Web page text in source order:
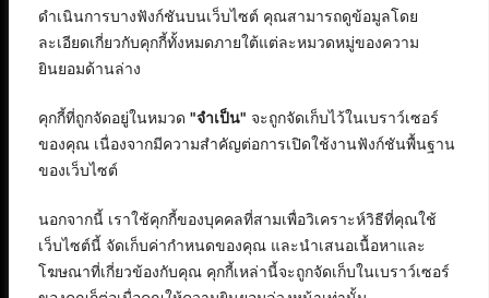
ดำเนินการบางฟังก์ชันบนเว็บไซต์ คุณสามารถดูข้อมูลโดย
ละเอียดเกี่ยวกับคุกกี้ทั้งหมดภายใต้แต่ละหมวดหมู่ของความ
ยินยอมด้านล่าง
คุกกี้ที่ถูกจัดอยู่ในหมวด "จำเป็น" จะถูกจัดเก็บไว้ในเบราว์เซอร์
ของคุณ เนื่องจากมีความสำคัญต่อการเปิดใช้งานฟังก์ชันพื้นฐาน
ของเว็บไซต์
นอกจากนี้ เราใช้คุกกี้ของบุคคลที่สามเพื่อวิเคราะห์วิธีที่คุณใช้
เว็บไซต์นี้ จัดเก็บค่ากำหนดของคุณ และนำเสนอเนื้อหาและ
โฆษณาที่เกี่ยวข้องกับคุณ คุกกี้เหล่านี้จะถูกจัดเก็บในเบราว์เซอร์